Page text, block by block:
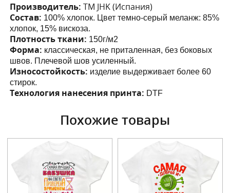
Производитель:ТМ JHK (Испания)
Состав: 100% хлопок. Цвет темно-серый меланж: 85%
хлопок, 15% вискоза.
Плотность ткани: 150г/м2
Форма: классическая, не приталенная, без боковых
швов. Плечевой шов усиленный.
Износостойкость: изделие выдерживает более 60
стирок.
Технология нанесения принта: DTF
Похожие товары